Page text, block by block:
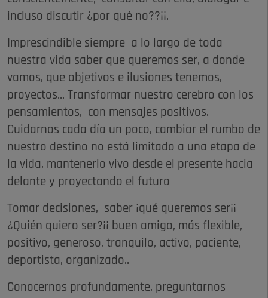
incluso discutir ¿por qué no??¡¡.
Imprescindible siempre a lo largo de toda
nuestra vida saber que queremos ser, a donde
vamos, que objetivos e ilusiones tenemos,
proyectos... Transformar nuestro cerebro con los
pensamientos, con mensajes positivos.
Cuidarnos cada día un poco, cambiar el rumbo de
nuestro destino no está limitado a una etapa de
la vida, mantenerlo vivo desde el presente hacia
delante y proyectando el futuro
Tomar decisiones, saber ¡qué queremos ser¡¡
¿Quién quiero ser?¡¡ buen amigo, más flexible,
positivo, generoso, tranquilo, activo, paciente,
deportista, organizado..
Conocernos profundamente, preguntarnos